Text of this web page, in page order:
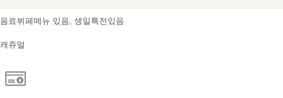
음료뷔페메뉴 있음, 생일특전있음
캐쥬얼